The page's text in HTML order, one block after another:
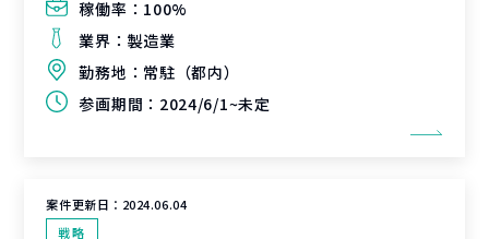
稼働率： 100%
業界： 製造業
勤務地： 常駐（都内）
参画期間： 2024/6/1~未定
案件更新日： 2024.06.04
戦略